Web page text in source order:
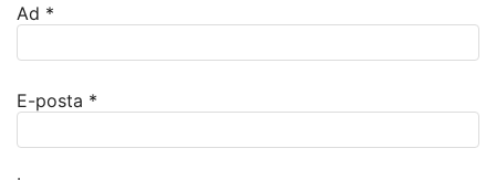
Ad *
E-posta *